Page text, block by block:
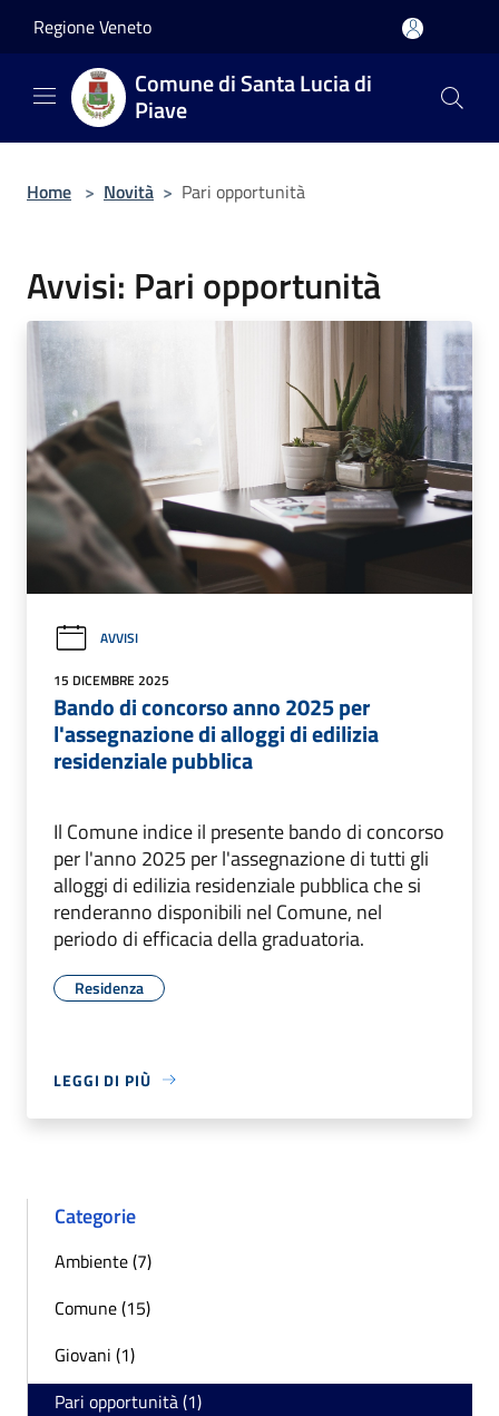
Regione Veneto
Comune di Santa Lucia di
Piave
Home > Novità > Pari opportunità
Avvisi: Pari opportunità
AVVISI
15 DICEMBRE 2025
Bando di concorso anno 2025 per
l'assegnazione di alloggi di edilizia
residenziale pubblica
Il Comune indice il presente bando di concorso
per l'anno 2025 per l'assegnazione di tutti gli
alloggi di edilizia residenziale pubblica che si
renderanno disponibili nel Comune, nel
periodo di efficacia della graduatoria.
Residenza
LEGGI DI PIÙ
Categorie
Ambiente (7)
Comune (15)
Giovani (1)
Pari opportunità (1)